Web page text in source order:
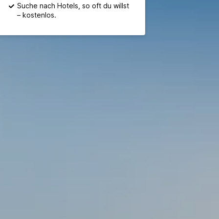
Suche nach Hotels, so oft du willst
– kostenlos.